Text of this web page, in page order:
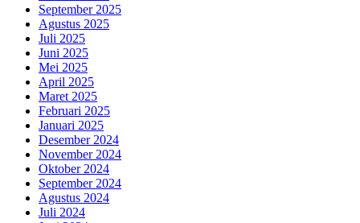
September 2025
Agustus 2025
Juli 2025
Juni 2025
Mei 2025
April 2025
Maret 2025
Februari 2025
Januari 2025
Desember 2024
November 2024
Oktober 2024
September 2024
Agustus 2024
Juli 2024